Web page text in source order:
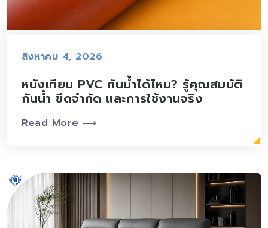
สิงหาคม 4, 2026
หนังเทียม PVC กันน้ำได้ไหม? รู้คุณสมบัติ
กันน้ำ ขีดจำกัด และการใช้งานจริง
Read More ⟶